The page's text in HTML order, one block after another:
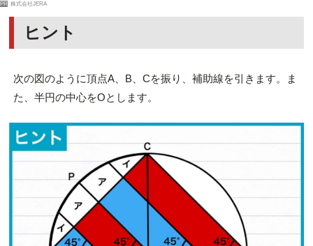
PR 株式会社JERA
ヒント
次の図のように頂点A、B、Cを振り、補助線を引きます。ま
た、半円の中心をOとします。